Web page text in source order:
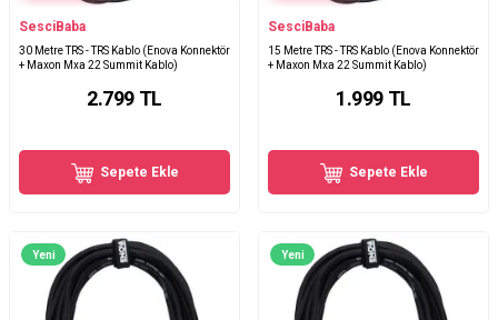
SesciBaba
30 Metre TRS - TRS Kablo (Enova Konnektör
+ Maxon Mxa 22 Summit Kablo)
2.799 TL
Sepete Ekle
SesciBaba
15 Metre TRS - TRS Kablo (Enova Konnektör
+ Maxon Mxa 22 Summit Kablo)
1.999 TL
Sepete Ekle
Yeni Yeni